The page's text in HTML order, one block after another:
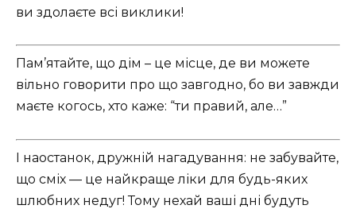
ви здолаєте всі виклики!
Пам’ятайте, що дім – це місце, де ви можете
вільно говорити про що завгодно, бо ви завжди
маєте когось, хто каже: “ти правий, але…”
І наостанок, дружній нагадування: не забувайте,
що сміх — це найкраще ліки для будь-яких
шлюбних недуг! Тому нехай ваші дні будуть